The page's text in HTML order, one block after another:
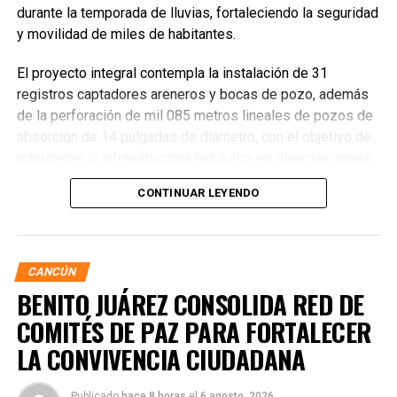
durante la temporada de lluvias, fortaleciendo la seguridad
y movilidad de miles de habitantes.
El proyecto integral contempla la instalación de 31
registros captadores areneros y bocas de pozo, además
de la perforación de mil 085 metros lineales de pozos de
absorción de 14 pulgadas de diámetro, con el objetivo de
de la ciudad. La Encargada de Despacho de la Presidencia
Municipal, Landy Guadalupe Canché Pantoja, supervisó
vialidades donde se colocó la nueva infraestructura.
CONTINUAR LEYENDO
CANCÚN
BENITO JUÁREZ CONSOLIDA RED DE
COMITÉS DE PAZ PARA FORTALECER
LA CONVIVENCIA CIUDADANA